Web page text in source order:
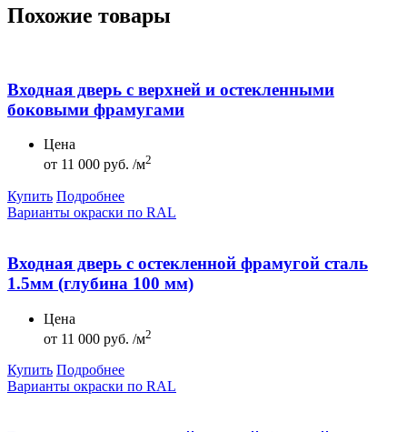
Похожие товары
Входная дверь с верхней и остекленными
боковыми фрамугами
Цена
от 11 000 руб. /м2
Купить Подробнее
Варианты окраски по RAL
Входная дверь с остекленной фрамугой сталь
1.5мм (глубина 100 мм)
Цена
от 11 000 руб. /м2
Купить Подробнее
Варианты окраски по RAL